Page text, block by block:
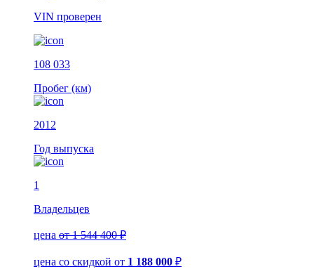
VIN проверен
108 033
Пробег (км)
2012
Год выпуска
1
Владельцев
цена от 1 544 400 ₽
цена со скидкой от 1 188 000 ₽